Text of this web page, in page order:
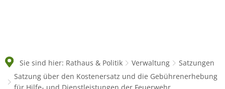
Sie sind hier: Rathaus & Politik Verwaltung
Satzungen
Satzung über den Kostenersatz und die Gebührenerhebung